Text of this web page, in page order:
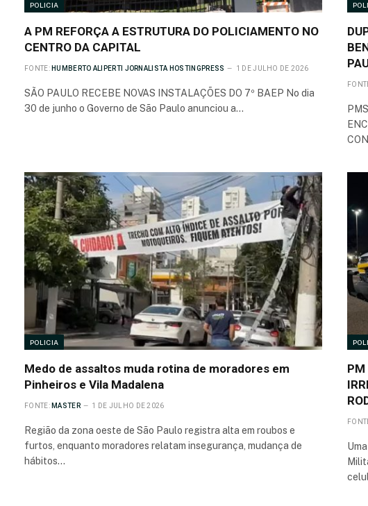
POLICIA
A PM REFORÇA A ESTRUTURA DO POLICIAMENTO NO
CENTRO DA CAPITAL
FONTE: HUMBERTO ALIPERTI JORNALISTA HOSTINGPRESS 1 DE JULHO DE 2026
SÃO PAULO RECEBE NOVAS INSTALAÇÕES DO 7º BAEP No dia
30 de junho o Governo de São Paulo anunciou a…
POLICIA
Medo de assaltos muda rotina de moradores em
Pinheiros e Vila Madalena
FONTE: MASTER 1 DE JULHO DE 2026
Região da zona oeste de São Paulo registra alta em roubos e
furtos, enquanto moradores relatam insegurança, mudança de
hábitos…
PM